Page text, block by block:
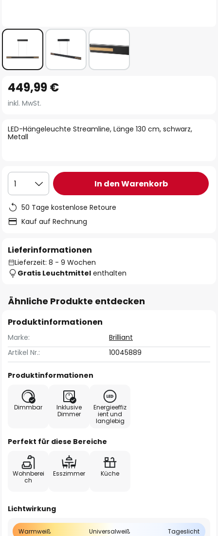
Anfang
der
springen
LED-Hängeleuchte Streamline, Länge 130 cm, schwarz,
Metall
449,99 €
inkl. MwSt.
1 In den Warenkorb
50 Tage kostenlose Retoure
Kauf auf Rechnung
Lieferinformationen
Lieferzeit: 8 - 9 Wochen
Gratis Leuchtmittel enthalten
Ähnliche Produkte entdecken
Produktinformationen
Marke:
Brilliant
Artikel Nr.:
10045889
Produktinformationen
Dimmbar
Inklusive
Dimmer
Energieeffiz
ient und
langlebig
Perfekt für diese Bereiche
Wohnberei
ch
Esszimmer Küche
Lichtwirkung
Warmweiß Universalweiß Tageslicht